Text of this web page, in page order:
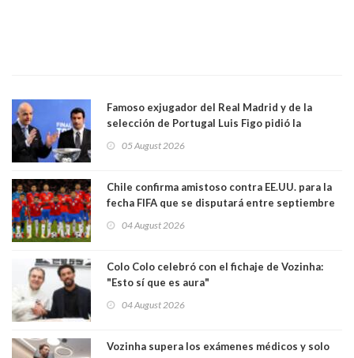
Famoso exjugador del Real Madrid y de la
selección de Portugal Luis Figo pidió la
comportamiento más bajo y cobarde que he
05 August 2026
Chile confirma amistoso contra EE.UU. para la
fecha FIFA que se disputará entre septiembre
04 August 2026
Colo Colo celebró con el fichaje de Vozinha:
"Esto sí que es aura"
04 August 2026
Vozinha supera los exámenes médicos y solo